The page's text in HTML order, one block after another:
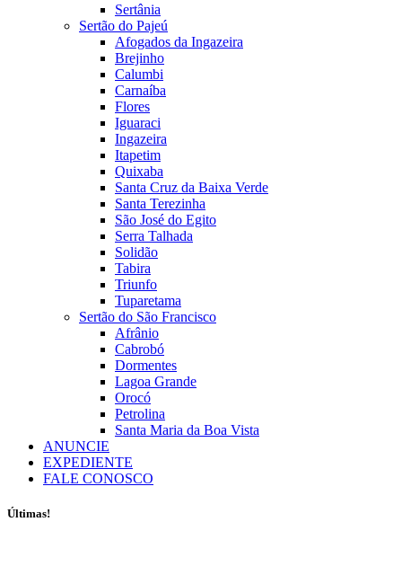
Sertânia
Sertão do Pajeú
Afogados da Ingazeira
Brejinho
Calumbi
Carnaíba
Flores
Iguaraci
Ingazeira
Itapetim
Quixaba
Santa Cruz da Baixa Verde
Santa Terezinha
São José do Egito
Serra Talhada
Solidão
Tabira
Triunfo
Tuparetama
Sertão do São Francisco
Afrânio
Cabrobó
Dormentes
Lagoa Grande
Orocó
Petrolina
Santa Maria da Boa Vista
ANUNCIE
EXPEDIENTE
FALE CONOSCO
Últimas!